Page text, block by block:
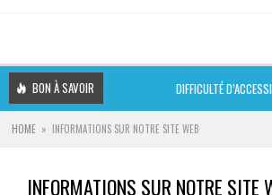
BON À SAVOIR
DIFFICULTÉ
HOME » INFORMATIONS SUR NOTRE SITE WEB
INFORMATIONS SUR NOTRE SITE